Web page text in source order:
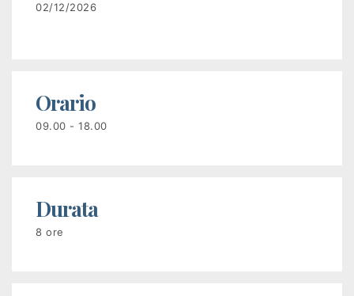
per
disoccupati
PR
02/12/2026
Orario
09.00 - 18.00
Durata
8 ore